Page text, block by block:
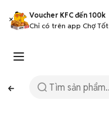
Voucher KFC đến 100k
Chỉ có trên app Chợ Tốt